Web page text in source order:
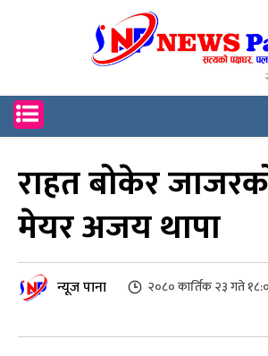
राहत बोकेर
मेयर अजय थापा
न्यूज पाना २०८० कार्तिक २३ गते